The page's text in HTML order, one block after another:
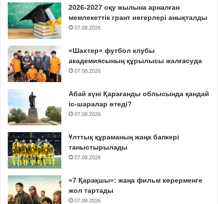
2026-2027 оқу жылына арналған
мемлекеттік грант иегерлері анықталды
07.08.2026
«Шахтер» футбол клубы
академиясының құрылысы жалғасуда
07.08.2026
Абай күні Қарағанды облысында қандай
іс-шаралар өтеді?
07.08.2026
Ұлттық құраманың жаңа бапкері
таныстырылады
07.08.2026
«7 Қарақшы»: жаңа фильм көрерменге
жол тартады
07.08.2026